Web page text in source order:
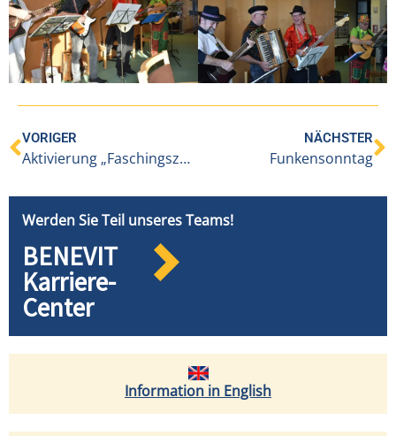
VORIGER
Aktivierung „Faschingszeit – Kuchenzeit“
NÄCHSTER
Funkensonntag
Werden Sie Teil unseres Teams!
BENEVIT
Karriere-
Center
Information in English